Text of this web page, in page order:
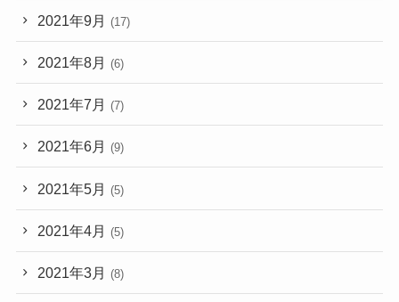
2021年9月 (17)
2021年8月 (6)
2021年7月 (7)
2021年6月 (9)
2021年5月 (5)
2021年4月 (5)
2021年3月 (8)